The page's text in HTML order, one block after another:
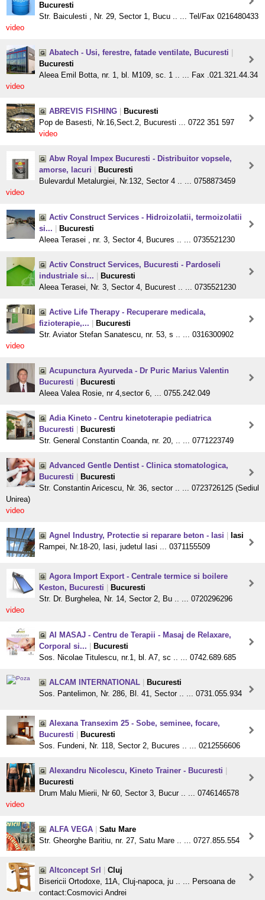
Bucuresti
Str. Baiculesti , Nr. 29, Sector 1, Bucu .. ... Tel/Fax 0216480433
video
Abatech - Usi, ferestre, fatade ventilate, Bucuresti
Bucuresti
Aleea Emil Botta, nr. 1, bl. M109, sc. 1 .. ... Fax .021.321.44.34
video
ABREVIS FISHING
Bucuresti
Pop de Basesti, Nr.16,Sect.2, Bucuresti ... 0722 351 597
video
Abw Royal Impex Bucuresti - Distribuitor vopsele,
amorse, lacuri
Bucuresti
Bulevardul Metalurgiei, Nr.132, Sector 4 .. ... 0758873459
video
Activ Construct Services - Hidroizolatii, termoizolatii
si...
Bucuresti
Aleea Terasei , nr. 3, Sector 4, Bucures .. ... 0735521230
Activ Construct Services, Bucuresti - Pardoseli
industriale si...
Bucuresti
Aleea Terasei, Nr. 3, Sector 4, Bucurest .. ... 0735521230
Active Life Therapy - Recuperare medicala,
fizioterapie,...
Bucuresti
Str. Aviator Stefan Sanatescu, nr. 53, s .. ... 0316300902
video
Acupunctura Ayurveda - Dr Puric Marius Valentin
Bucuresti
Bucuresti
Aleea Valea Rosie, nr 4,sector 6, ... 0755.242.049
Adia Kineto - Centru kinetoterapie pediatrica
Bucuresti
Bucuresti
Str. General Constantin Coanda, nr. 20, .. ... 0771223749
Advanced Gentle Dentist - Clinica stomatologica,
Bucuresti
Bucuresti
Str. Constantin Aricescu, Nr. 36, sector .. ... 0723726125 (Sediul
Unirea)
video
Agnel Industry, Protectie si reparare beton - Iasi
Iasi
Rampei, Nr.18-20, Iasi, judetul Iasi ... 0371155509
Agora Import Export - Centrale termice si boilere
Keston, Bucuresti
Bucuresti
Str. Dr. Burghelea, Nr. 14, Sector 2, Bu .. ... 0720296296
video
AI MASAJ - Centru de Terapii - Masaj de Relaxare,
Corporal si...
Bucuresti
Sos. Nicolae Titulescu, nr.1, bl. A7, sc .. ... 0742.689.685
ALCAM INTERNATIONAL
Bucuresti
Sos. Pantelimon, Nr. 286, Bl. 41, Sector .. ... 0731.055.934
Alexana Transexim 25 - Sobe, seminee, focare,
Bucuresti
Bucuresti
Sos. Fundeni, Nr. 118, Sector 2, Bucures .. ... 0212556606
Alexandru Nicolescu, Kineto Trainer - Bucuresti
Bucuresti
Drum Malu Mierii, Nr 60, Sector 3, Bucur .. ... 0746146578
video
ALFA VEGA
Satu Mare
Str. Gheorghe Baritiu, nr. 27, Satu Mare .. ... 0727.855.554
Altconcept Srl
Cluj
Bisericii Ortodoxe, 11A, Cluj-napoca, ju .. ... Persoana de
contact:Cosmovici Andrei